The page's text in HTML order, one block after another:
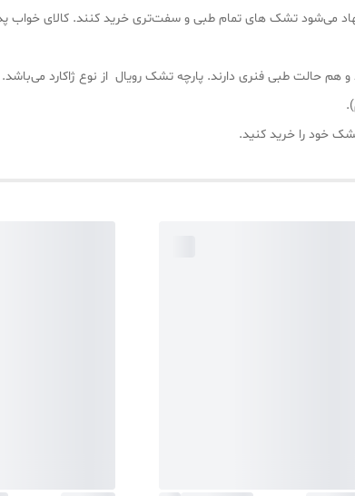
می‌شود تشک های تمام طبی و سفت‌تری خرید کنند. کالای
حالت طبی فنری دارند. پارچه تشک رویال از نوع ژاکارد می‌باشد.
خود را خرید کنید.